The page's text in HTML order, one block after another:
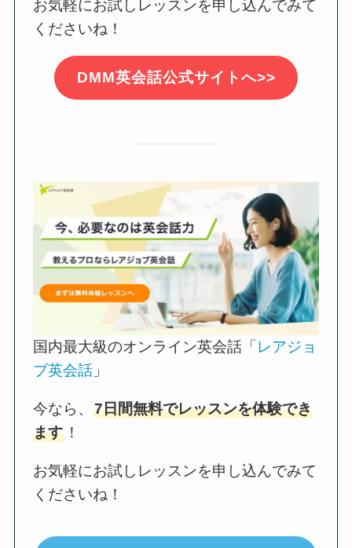
お気軽にお試しレッスンを申し込んでみて
くださいね！
DMM英会話公式サイトへ>>
国内最大級のオンライン英会話「 レアジョ
ブ英会話 」
今なら、7日間無料でレッスンを体験でき
ます ！
お気軽にお試しレッスンを申し込んでみて
くださいね！